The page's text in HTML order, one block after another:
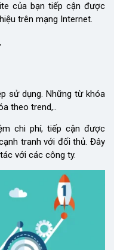
của bạn tiếp cận được
trên mạng Internet.
sử dụng. Những từ khóa
theo trend,..
chi phí, tiếp cận được
tranh với đối thủ. Đây
với các công ty.